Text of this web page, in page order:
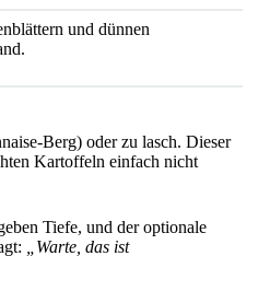
und dünnen
Berg) oder zu lasch. Dieser
Kartoffeln einfach nicht
Tiefe, und der optionale
„Warte, das ist